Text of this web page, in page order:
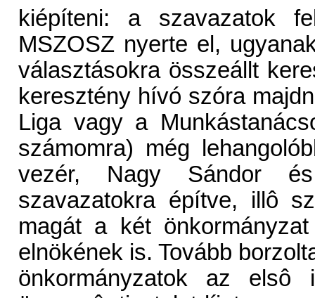
kiépíteni: a szavazatok
MSZOSZ nyerte el,
választásokra összeállt
keresztény hívó szóra
Liga vagy a
számomra) még
vezér, Nagy Sándor
szavazatokra építve, illô
magát a két
elnökének is. Tovább
önkormányzatok az elsô